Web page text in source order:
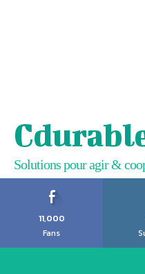
Solutions pour agir &
11,000
Fans